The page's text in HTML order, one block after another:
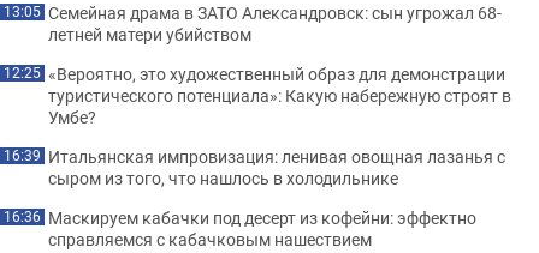
13:05 Семейная драма в ЗАТО Александровск: сын угрожал 68-
летней матери убийством
12:25 «Вероятно, это художественный образ для демонстрации
туристического потенциала»: Какую набережную строят в
Умбе?
16:39 Итальянская импровизация: ленивая овощная лазанья с
сыром из того, что нашлось в холодильнике
16:36 Маскируем кабачки под десерт из кофейни: эффектно
справляемся с кабачковым нашествием